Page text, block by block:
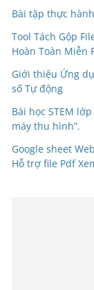
Bài tập thực
Tool Tách Gộp
Hoàn Toàn Miễn
Giới thiệu Ứng
số Tự động
Bài học STEM
máy thu hình”.
Google sheet
Hỗ trợ file Pdf